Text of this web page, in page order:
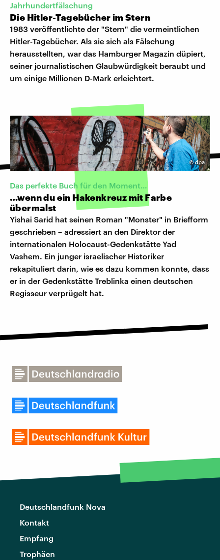
Jahrhundertfälschung
Die Hitler-Tagebücher im Stern
1983 veröffentlichte der "Stern" die vermeintlichen
Hitler-Tagebücher. Als sie sich als Fälschung
herausstellten, war das Hamburger Magazin düpiert,
seiner journalistischen Glaubwürdigkeit beraubt und
um einige Millionen D-Mark erleichtert.
©dpa
Das perfekte Buch für den Moment…
…wenn du ein Hakenkreuz mit Farbe
übermalst
Yishai Sarid hat seinen Roman "Monster" in Briefform
geschrieben – adressiert an den Direktor der
internationalen Holocaust-Gedenkstätte Yad
Vashem. Ein junger israelischer Historiker
rekapituliert darin, wie es dazu kommen konnte, dass
er in der Gedenkstätte Treblinka einen deutschen
Regisseur verprügelt hat.
Deutschlandfunk Nova
Kontakt
Empfang
Trophäen